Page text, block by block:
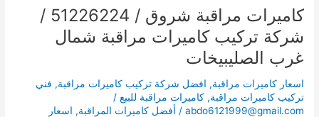
كاميرات مراقبة شروق / 51226224 /
شركة تركيب كاميرات مراقبة شمال
غرب الصليبيخات
اسعار كاميرات مراقبة, افضل شركة تركيب كاميرات مراقبة, فني
تركيب كاميرات مراقبة,كاميرات مراقبة للبيع /
abdo6121999@gmail.com
/ أفضل كاميرات المراقبة, اسعار
غرب
الصليبيخات